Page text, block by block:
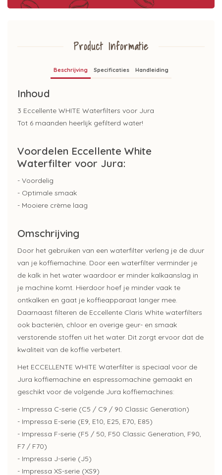
Product Informatie
Beschrijving Specificaties Handleiding
Inhoud
3 Eccellente WHITE Waterfilters voor Jura
Tot 6 maanden heerlijk gefilterd water!
Voordelen Eccellente White
Waterfilter voor Jura:
- Voordelig
- Optimale smaak
- Mooiere crème laag
Omschrijving
Door het gebruiken van een waterfilter verleng je de duur
van je koffiemachine. Door een waterfilter verminder je
de kalk in het water waardoor er minder kalkaanslag in
je machine komt. Hierdoor hoef je minder vaak te
ontkalken en gaat je koffieapparaat langer mee.
Daarnaast filteren de Eccellente Claris White waterfilters
ook bacteriën, chloor en overige geur- en smaak
verstorende stoffen uit het water. Dit zorgt ervoor dat de
kwaliteit van de koffie verbetert.
Het ECCELLENTE WHITE Waterfilter is speciaal voor de
Jura koffiemachine en espressomachine gemaakt en
geschikt voor de volgende Jura koffiemachines:
- Impressa C-serie (C5 / C9 / 90 Classic Generation)
- Impressa E-serie (E9, E10, E25, E70, E85)
- Impressa F-serie (F5 / 50, F50 Classic Generation, F90,
F7 / F70)
- Impressa J-serie (J5)
- Impressa XS-serie (XS9)